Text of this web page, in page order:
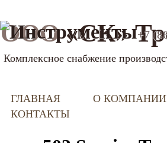
ООО«СК»
Комплексное снабжение
+7
ГЛАВНАЯ
О КОМПАНИИ
КОНТАКТЫ